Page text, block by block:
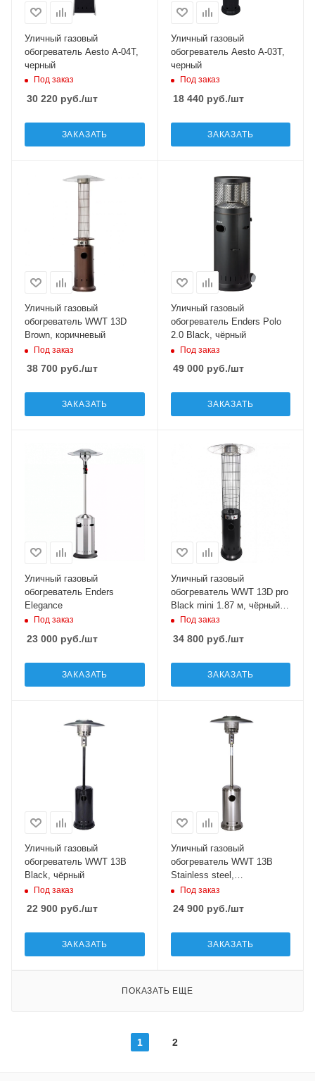
Уличный газовый
обогреватель Aesto A-04Т,
черный
Под заказ
30 220 руб./шт
ЗАКАЗАТЬ
Уличный газовый
обогреватель Aesto A-03T,
черный
Под заказ
18 440руб./шт
ЗАКАЗАТЬ
Уличный газовый
обогреватель WWT 13D
Brown, коричневый
Под заказ
38 700 руб./шт
ЗАКАЗАТЬ
Уличный газовый
обогреватель Enders Polo
2.0 Black, чёрный
Под заказ
49 000руб./шт
ЗАКАЗАТЬ
Уличный газовый
обогреватель Enders
Elegance
Под заказ
23 000 руб./шт
ЗАКАЗАТЬ
Уличный газовый
обогреватель WWT 13D pro
Black mini 1.87 м, чёрный
миниПод заказ
34 800руб./шт
ЗАКАЗАТЬ
Уличный газовый
обогреватель WWT 13B
Black, чёрный
Под заказ
22 900 руб./шт
ЗАКАЗАТЬ
Уличный газовый
обогреватель WWT 13B
Stainless steel,
серебристый
Под заказ
24 900руб./шт
ЗАКАЗАТЬ
ПОКАЗАТЬ ЕЩЕ
1 2